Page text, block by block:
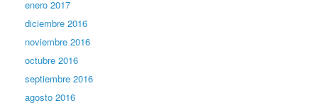
enero 2017
diciembre 2016
noviembre 2016
octubre 2016
septiembre 2016
agosto 2016